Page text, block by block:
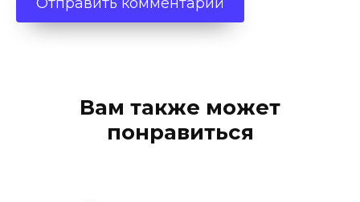
Вам также может
понравиться